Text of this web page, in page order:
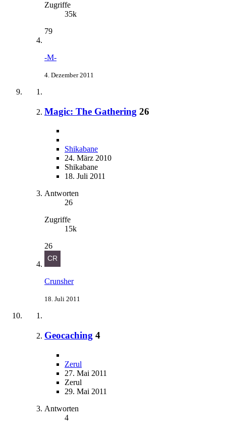
Zugriffe
35k
79
-M-
4. Dezember 2011
Magic: The Gathering 26
Shikabane
24. März 2010
Shikabane
18. Juli 2011
Antworten
26
Zugriffe
15k
26
Crunsher
18. Juli 2011
Geocaching 4
Zerul
27. Mai 2011
Zerul
29. Mai 2011
Antworten
4